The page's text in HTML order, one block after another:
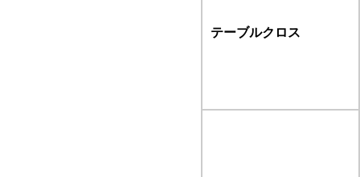
テーブルクロス